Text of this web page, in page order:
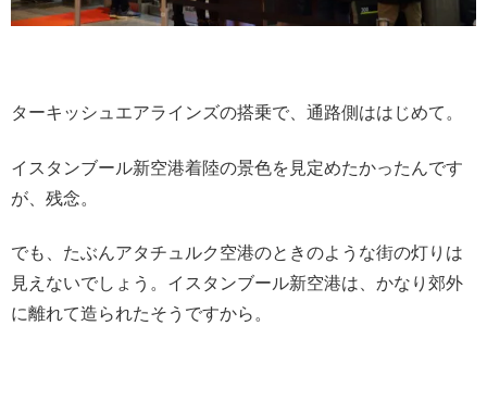
ターキッシュエアラインズの搭乗で、通路側ははじめて。
イスタンブール新空港着陸の景色を見定めたかったんです
が、残念。
でも、たぶんアタチュルク空港のときのような街の灯りは
見えないでしょう。イスタンブール新空港は、かなり郊外
に離れて造られたそうですから。